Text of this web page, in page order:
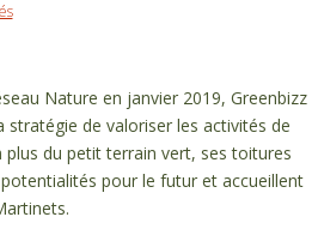
Nature en janvier 2019, Greenbizz
stratégie de valoriser les activités de
plus du petit terrain vert, ses toitures
pour le futur et accueillent